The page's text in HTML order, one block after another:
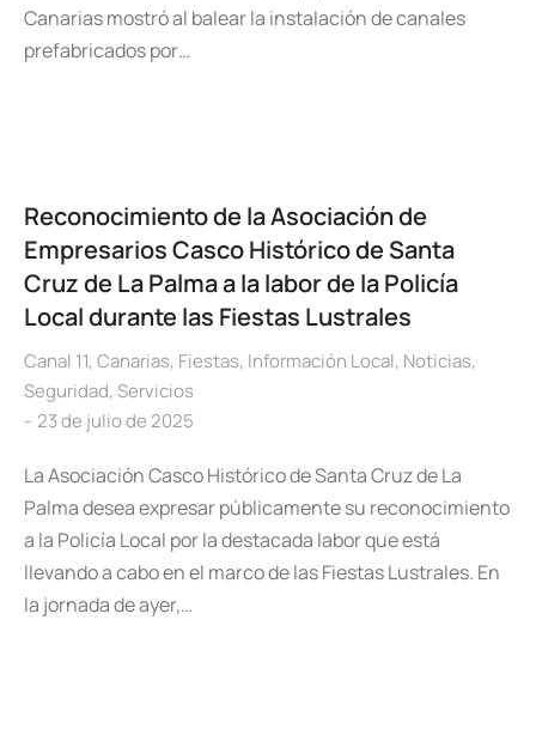
Canarias mostró al balear la instalación de canales
prefabricados por…
Reconocimiento de la Asociación de
Empresarios Casco Histórico de Santa
Cruz de La Palma a la labor de la Policía
Local durante las Fiestas Lustrales
Canal 11, Canarias, Fiestas, Información Local, Noticias,
Seguridad, Servicios
23 de julio de 2025
La Asociación Casco Histórico de Santa Cruz de La
Palma desea expresar públicamente su reconocimiento
a la Policía Local por la destacada labor que está
llevando a cabo en el marco de las Fiestas Lustrales. En
la jornada de ayer,…